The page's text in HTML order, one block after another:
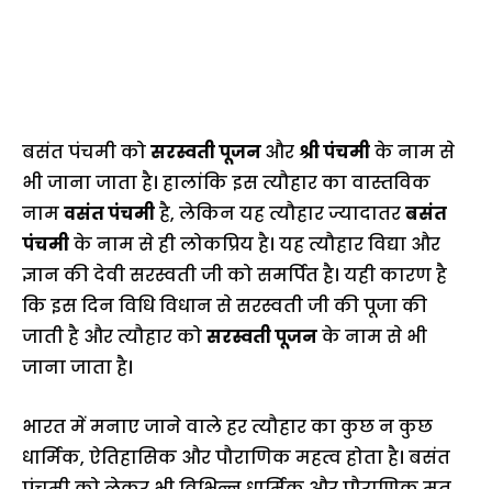
बसंत पंचमी कोसरस्वती पूजनऔरश्री पंचमीके नाम से
भी जाना जाता है। हालांकि इस त्यौहार का वास्तविक
नामवसंत पंचमीहै, लेकिन यह त्यौहार ज्यादातरबसंत
पंचमीके नाम से ही लोकप्रिय है। यह त्यौहार विद्या और
ज्ञान की देवी सरस्वती जी को समर्पित है। यही कारण है
कि इस दिन विधि विधान से सरस्वती जी की पूजा की
जाती है और त्यौहार कोसरस्वती पूजनके नाम से भी
जाना जाता है।
भारत में मनाए जाने वाले हर त्यौहार का कुछ न कुछ
धार्मिक, ऐतिहासिक और पौराणिक महत्व होता है। बसंत